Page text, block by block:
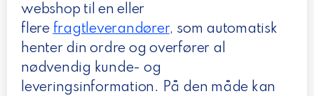
webshop til en eller
flere fragtleverandører, som automatisk
henter din ordre og overfører al
nødvendig kunde- og
leveringsinformation. På den måde kan